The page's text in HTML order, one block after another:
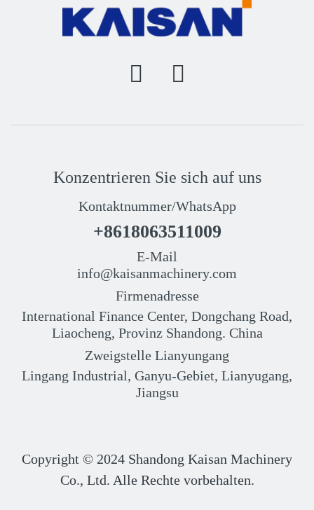
Konzentrieren Sie sich auf uns
Kontaktnummer/WhatsApp
+8618063511009
E-Mail
info@kaisanmachinery.com
Firmenadresse
International Finance Center, Dongchang Road,
Liaocheng, Provinz Shandong. China
Zweigstelle Lianyungang
Lingang Industrial, Ganyu-Gebiet, Lianyugang,
Jiangsu
Copyright © 2024 Shandong Kaisan Machinery
Co., Ltd. Alle Rechte vorbehalten.